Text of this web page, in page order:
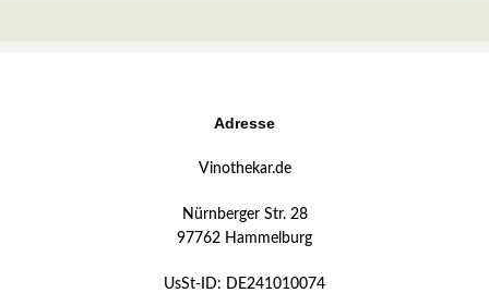
Adresse
Vinothekar.de
Nürnberger Str. 28
97762 Hammelburg
UsSt-ID: DE241010074